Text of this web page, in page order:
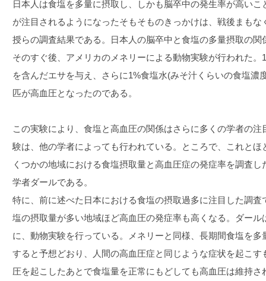
日本人は食塩を多量に摂取し、しかも脳卒中の発生率が高い
が注目されるようになったそもそものきっかけは、戦後まも
授らの調査結果である。日本人の脳卒中と食塩の多量摂取の関
そのすぐ後、アメリカのメネリーによる動物実験が行われた
を含んだエサを与え、さらに1%食塩水(みそ汁くらいの食塩濃
匹が高血圧となったのである。
この実験により、食塩と高血圧の関係はさらに多くの学者の
験は、他の学者によっても行われている。ところで、これと
くつかの地域における食塩摂取量と高血圧症の発症率を調査
学者ダールである。
特に、前に述べた日本における食塩の摂取過多に注目した調
塩の摂取量が多い地域ほど高血圧の発症率も高くなる。ダー
に、動物実験を行っている。メネリーと同様、長期間食塩を
すると予想どおり、人間の高血圧症と同じような症状を起こ
圧を起こしたあとで食塩量を正常にもどしても高血圧は維持